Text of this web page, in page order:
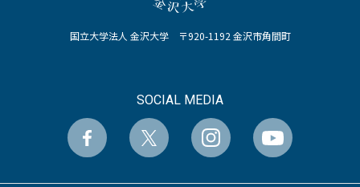
国立大学法人 金沢大学 〒920-1192 金沢市角間町
SOCIAL MEDIA